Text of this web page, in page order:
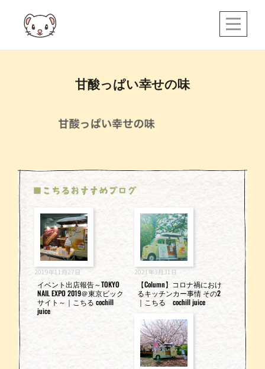
content
甘酸っぱい幸せの味
■こちるおすすめブログ
2019年11月27日
イベント出店報告～TOKYO
NAIL EXPO 2019＠東京ビック
サイト～｜こちる cochill
juice
2021年3月31日
【Column】コロナ禍におけ
るキッチンカー事情 その2
｜こちる cochill juice
ー
シ
ョ
ン